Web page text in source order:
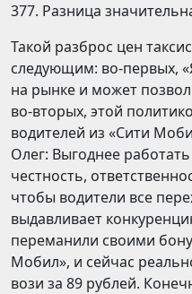
377. Разница
Такой разброс цен
следующим: во-первых,
на рынке и может
во-вторых, этой
водителей из «Сити
Олег: Выгоднее
честность,
чтобы водители все
выдавливает
переманили своими
Мобил», и сейчас
вози за 89 рублей.